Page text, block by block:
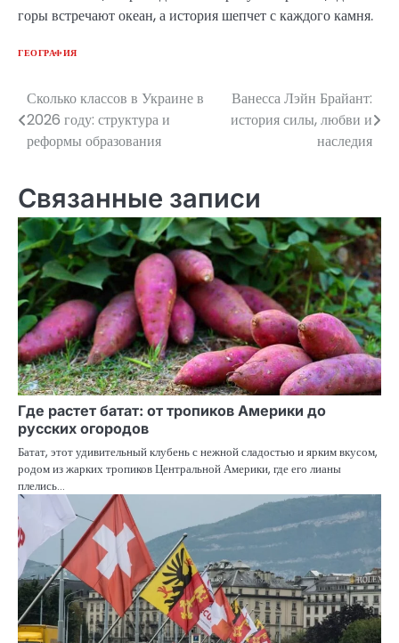
горы встречают океан, а история шепчет с каждого камня.
ГЕОГРАФИЯ
Навигация
по
Сколько классов в Украине в
2026 году: структура и
реформы образования
Ванесса Лэйн Брайант:
история силы, любви и
наследия
Связанные записи
Где растет батат: от тропиков Америки до
русских огородов
Батат, этот удивительный клубень с нежной сладостью и ярким вкусом,
родом из жарких тропиков Центральной Америки, где его лианы
плелись…